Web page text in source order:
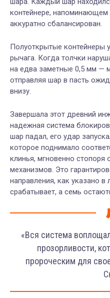
контейнере,
аккуратно сбалансирован.
Полуоткрытые контейнеры
рычага. Когда толчки
на едва заметные 0,5 мм —
отправляя шар в пасть
внизу.
Завершала этот древний
надежная система
шар падал, его удар
которое поднимало
клинья, мгновенно стопоря
механизмов. Это
направления, как указано
срабатывает, а семь
«Вся система
прозорливости,
пророческим для